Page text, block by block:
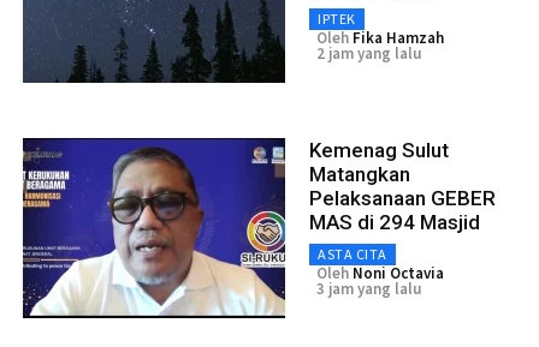
IPTEK
Oleh Fika Hamzah
2 jam yang lalu
Kemenag Sulut
Matangkan
Pelaksanaan GEBER
MAS di 294 Masjid
ASTA CITA
Oleh Noni Octavia
3 jam yang lalu